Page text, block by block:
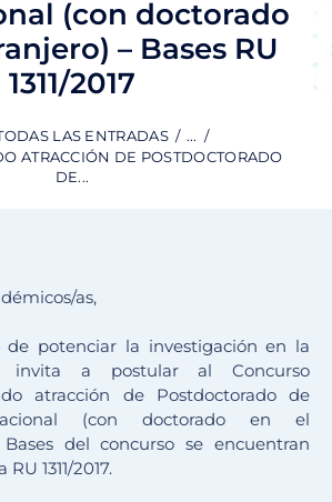
(con doctorado
– Bases RU
1311/2017
LAS ENTRADAS
...
ATRACCIÓN DE POSTDOCTORADO
DE...
as,
de potenciar la investigación en la
invita a postular al Concurso
atracción de Postdoctorado de
(con doctorado en el
Bases del concurso se encuentran
1311/2017.